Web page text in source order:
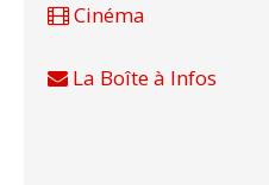
Cinéma
La Boîte à Infos